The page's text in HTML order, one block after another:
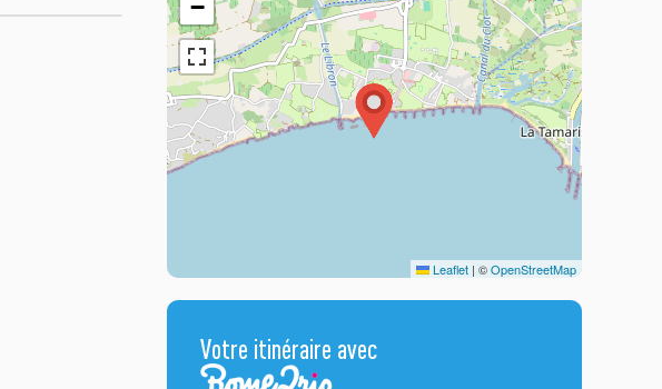
−
Leaflet | ©OpenStreetMap
Votre itinéraire avec